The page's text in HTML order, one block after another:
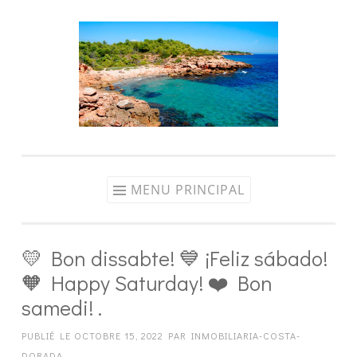
MENU PRINCIPAL
💛 Bon dissabte! 💙 ¡Feliz sábado!
🧡 Happy Saturday! ❤️ Bon
samedi! .
PUBLIÉ LE OCTOBRE 15, 2022 PAR INMOBILIARIA-COSTA-